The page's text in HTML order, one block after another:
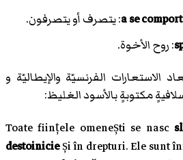
a se: يتصرف أو يتصرفون.
: روح الأخوة.
الاستعارات الفرنسيّة والإيطاليّة و
مكتوبةٍ بالأسود الغليظ:
Toate ființele omenești se nasc
destoinicieși în drepturi. Ele sunt